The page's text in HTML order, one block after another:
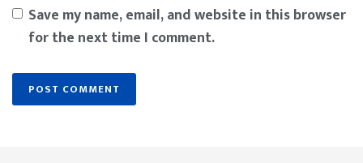
Save my name, email, and website in this browser
for the next time I comment.